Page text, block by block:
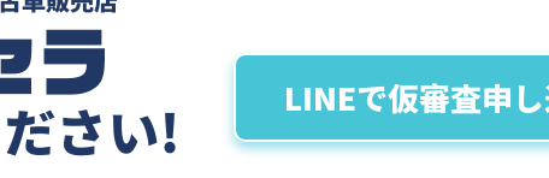
LINEで仮審査申